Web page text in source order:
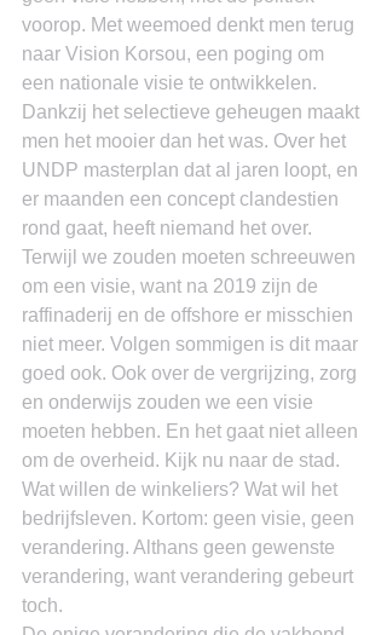
voorop. Met weemoed denkt men terug
naar Vision Korsou, een poging om
een nationale visie te ontwikkelen.
Dankzij het selectieve geheugen maakt
men het mooier dan het was. Over het
UNDP masterplan dat al jaren loopt, en
er maanden een concept clandestien
rond gaat, heeft niemand het over.
Terwijl we zouden moeten schreeuwen
om een visie, want na 2019 zijn de
raffinaderij en de offshore er misschien
niet meer. Volgen sommigen is dit maar
goed ook. Ook over de vergrijzing, zorg
en onderwijs zouden we een visie
moeten hebben. En het gaat niet alleen
om de overheid. Kijk nu naar de stad.
Wat willen de winkeliers? Wat wil het
bedrijfsleven. Kortom: geen visie, geen
verandering. Althans geen gewenste
verandering, want verandering gebeurt
toch.